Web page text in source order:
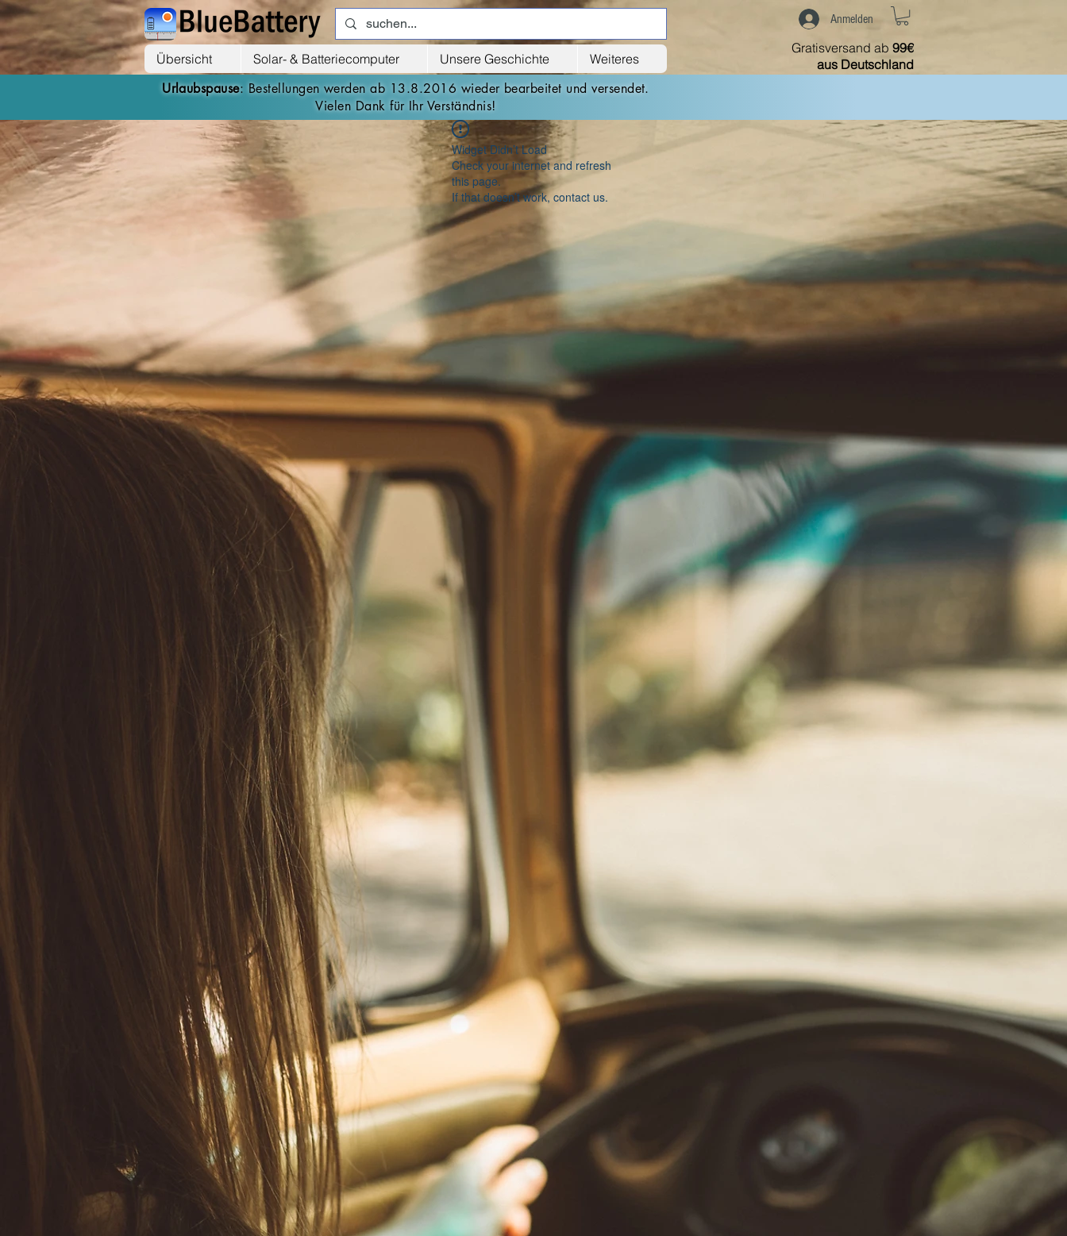
Übersicht Solar- & Batteriecomputer Unsere Geschichte Weiteres
Anmelden
Gratisversand ab 99€
aus Deutschland
Urlaubspause: Bestellungen werden ab 13.8.2016 wieder bearbeitet und versendet.
Vielen Dank für Ihr Verständnis!
Widget Didn’t Load
Check your internet and refresh
this page.
If that doesn’t work, contact us.